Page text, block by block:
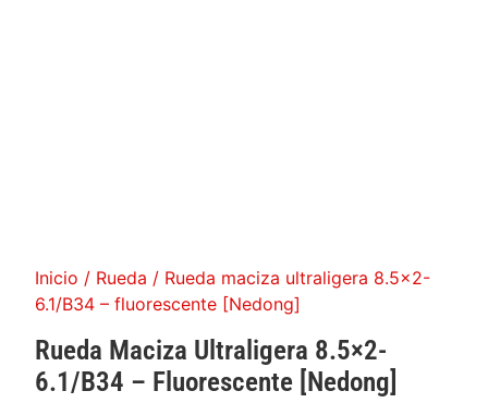
Inicio / Rueda / Rueda maciza ultraligera 8.5×2-
6.1/B34 – fluorescente [Nedong]
Rueda Maciza Ultraligera 8.5×2-
6.1/B34 – Fluorescente [Nedong]